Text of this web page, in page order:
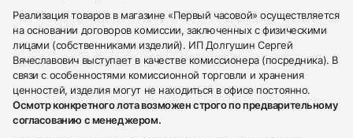
Реализация товаров в магазине «Первый часовой» осуществляется
на основании договоров комиссии, заключенных с физическими
лицами (собственниками изделий). ИП Долгушин Сергей
Вячеславович выступает в качестве комиссионера (посредника). В
связи с особенностями комиссионной торговли и хранения
ценностей, изделия могут не находиться в офисе постоянно.
Осмотр конкретного лота возможен строго по предварительному
согласованию с менеджером.